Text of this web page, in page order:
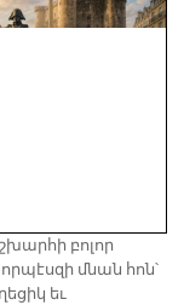
բոլոր
մնան հոն՝
եւ